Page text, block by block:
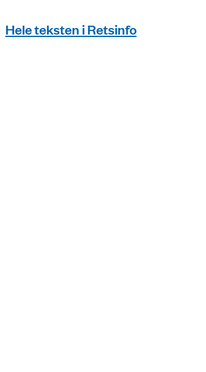
Hele teksten i Retsinfo